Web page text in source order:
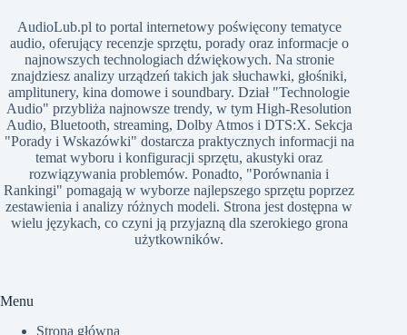
​AudioLub.pl to portal internetowy poświęcony tematyce
audio, oferujący recenzje sprzętu, porady oraz informacje o
najnowszych technologiach dźwiękowych. Na stronie
znajdziesz analizy urządzeń takich jak słuchawki, głośniki,
amplitunery, kina domowe i soundbary. Dział "Technologie
Audio" przybliża najnowsze trendy, w tym High-Resolution
Audio, Bluetooth, streaming, Dolby Atmos i DTS:X. Sekcja
"Porady i Wskazówki" dostarcza praktycznych informacji na
temat wyboru i konfiguracji sprzętu, akustyki oraz
rozwiązywania problemów. Ponadto, "Porównania i
Rankingi" pomagają w wyborze najlepszego sprzętu poprzez
zestawienia i analizy różnych modeli. Strona jest dostępna w
wielu językach, co czyni ją przyjazną dla szerokiego grona
użytkowników.​
Menu
Strona główna